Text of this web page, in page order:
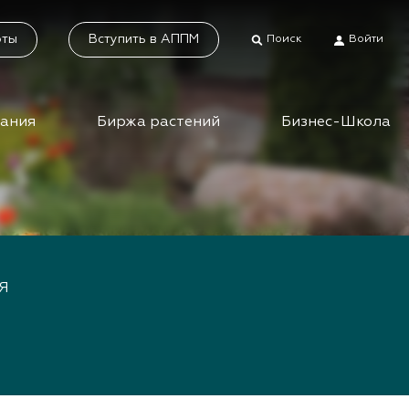
Вступить в АППМ Поиск Войти
Биржа растений Бизнес-Школа
растений
АППМ
Каталог растений
Система добровольной